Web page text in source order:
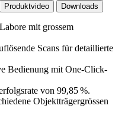
Produktvideo Downloads
mit grossem
Scans für detaillierte
Bedienung mit One-Click-
von 99,85 %.
Objektträgergrössen